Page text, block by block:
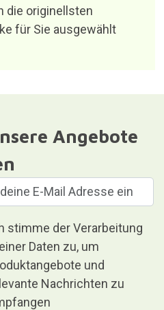
die originellsten
für Sie ausgewählt
Angebote
stimme der Verarbeitung
Daten zu, um
und
Nachrichten zu